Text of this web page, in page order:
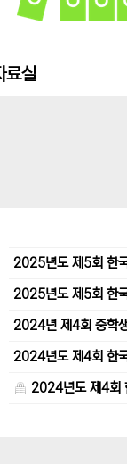
료실
2025년도 제5회 한
2024년 제4회 중학
2024년도 제4회 한
2024년도 제4회 한국중학